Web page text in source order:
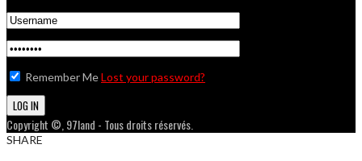
Remember MeLost your password?
Copyright ©, 97land - Tous droits réservés.
SHARE